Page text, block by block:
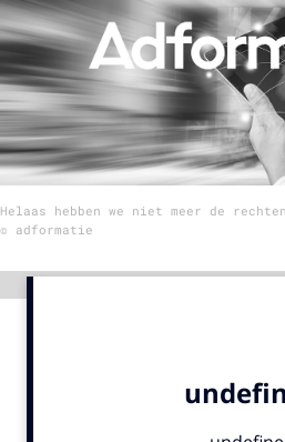
Menu
Home
9 sept: GenAI-training
12 nov: MarketingLive!
Adverteren
Helaas hebben we niet meer de
© adformatie